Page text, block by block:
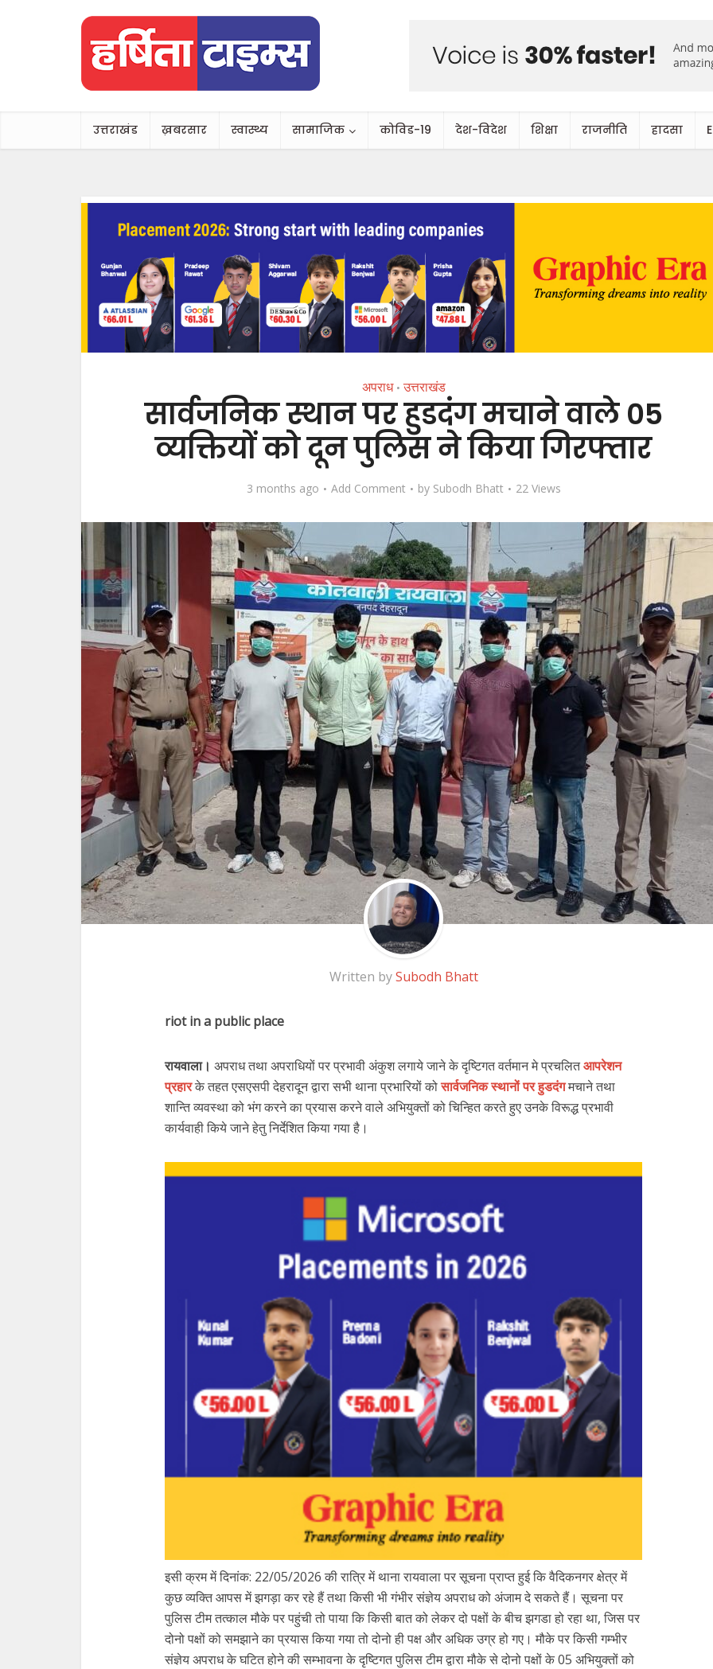
उत्तराखंड ख़बरसार स्वास्थ्य सामाजिक कोविड-19 देश-विदेश शिक्षा राजनीति हादसा
अपराध • उत्तराखंड
सार्वजनिक स्थान पर हुडदंग मचाने वाले 05
व्यक्तियों को दून पुलिस ने किया गिरफ्तार
3 months ago Add Comment by Subodh Bhatt 22 Views
Written bySubodh Bhatt
riot in a public place
रायवाला। अपराध तथा अपराधियों पर प्रभावी अंकुश लगाये जाने के दृष्टिगत वर्तमान मे प्रचलितआपरेशन
प्रहारके तहत एसएसपी देहरादून द्वारा सभी थाना प्रभारियों कोसार्वजनिक स्थानों पर हुडदंगमचाने तथा
शान्ति व्यवस्था को भंग करने का प्रयास करने वाले अभियुक्तों को चिन्हित करते हुए उनके विरूद्ध प्रभावी
कार्यवाही किये जाने हेतु निर्देशित किया गया है।
इसी क्रम में दिनांक: 22/05/2026 की रात्रि में थाना रायवाला पर सूचना प्राप्त हुई कि वैदिकनगर क्षेत्र में
कुछ व्यक्ति आपस में झगड़ा कर रहे हैं तथा किसी भी गंभीर संज्ञेय अपराध को अंजाम दे सकते हैं। सूचना पर
पुलिस टीम तत्काल मौके पर पहुंची तो पाया कि किसी बात को लेकर दो पक्षों के बीच झगडा हो रहा था, जिस पर
दोनो पक्षों को समझाने का प्रयास किया गया तो दोनो ही पक्ष और अधिक उग्र हो गए। मौके पर किसी गम्भीर
संज्ञेय अपराध के घटित होने की सम्भावना के दृष्टिगत पुलिस टीम द्वारा मौके से दोनो पक्षों के 05 अभियुक्तों को